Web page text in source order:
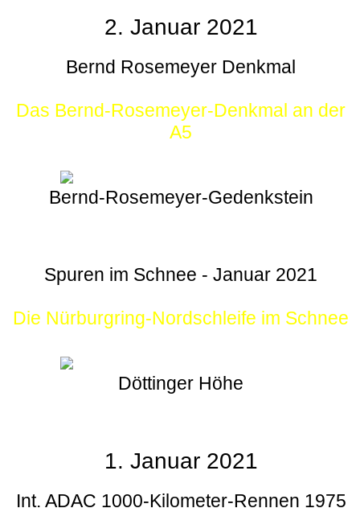
2. Januar 2021
Bernd Rosemeyer Denkmal
Das Bernd-Rosemeyer-Denkmal an der
A5
Bernd-Rosemeyer-Gedenkstein
Spuren im Schnee - Januar 2021
Die Nürburgring-Nordschleife im Schnee
Döttinger Höhe
1. Januar 2021
Int. ADAC 1000-Kilometer-Rennen 1975